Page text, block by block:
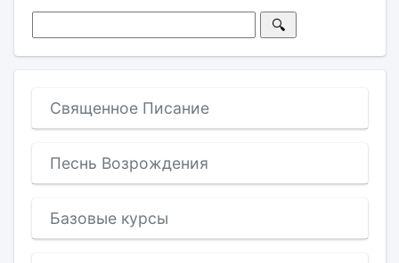
Священное Писание
Песнь Возрождения
Базовые курсы